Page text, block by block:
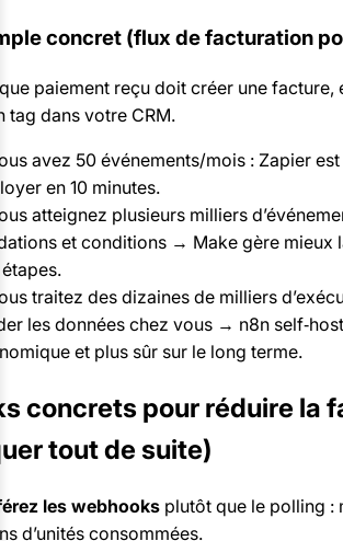
concret (flux de facturation
paiement reçu doit créer une facture,
tag dans votre CRM.
avez 50 événements/mois : Zapier
en 10 minutes.
atteignez plusieurs milliers
et conditions → Make gère mieux
traitez des dizaines de milliers
les données chez vous → n8n
et plus sûr sur le long terme.
concrets pour réduire la
tout de suite)
les webhooksplutôt que le polling :
d’unités consommées.